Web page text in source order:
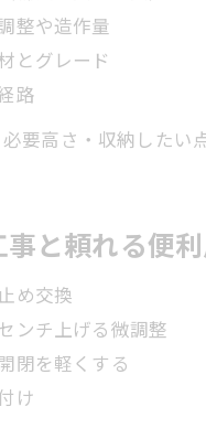
整や造作量
とグレード
路
要高さ・収納した
と頼れる便
め交換
ンチ上げる微調整
閉を軽くする
け